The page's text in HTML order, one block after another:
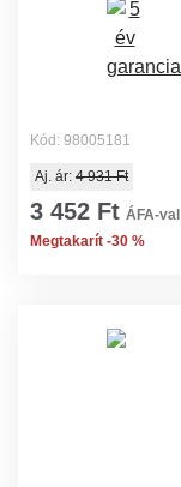
Kód: 98005181
Aj. ár: 4 931 Ft
3 452 Ft ÁFA-val
Megtakarít -30 %